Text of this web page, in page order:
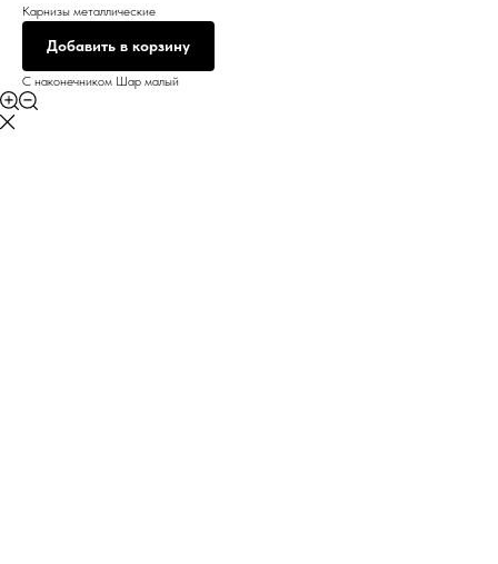
Карнизы металлические
Добавить в корзину
С наконечником Шар малый